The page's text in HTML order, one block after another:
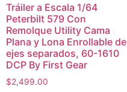
Tráiler a Escala 1/64
Peterbilt 579 Con
Remolque Utility Cama
Plana y Lona Enrollable de
ejes separados, 60-1610
DCP By First Gear
$2,499.00